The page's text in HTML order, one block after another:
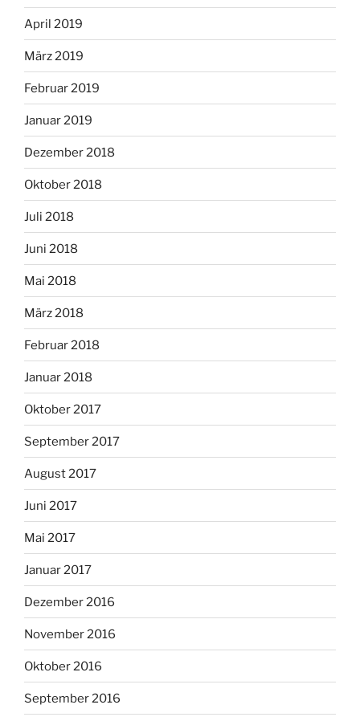
April 2019
März 2019
Februar 2019
Januar 2019
Dezember 2018
Oktober 2018
Juli 2018
Juni 2018
Mai 2018
März 2018
Februar 2018
Januar 2018
Oktober 2017
September 2017
August 2017
Juni 2017
Mai 2017
Januar 2017
Dezember 2016
November 2016
Oktober 2016
September 2016